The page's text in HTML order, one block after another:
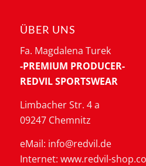
ÜBER UNS
Fa. Magdalena Turek
-PREMIUM PRODUCER-
REDVIL SPORTSWEAR
Limbacher Str. 4 a
09247 Chemnitz
eMail: info@redvil.de
Internet: www.redvil-